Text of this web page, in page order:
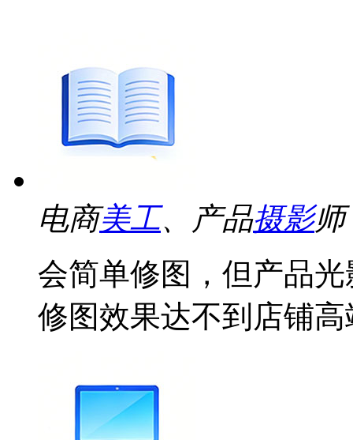
电商美工、产品摄影师
会简单修图，但产品
修图效果达不到店铺